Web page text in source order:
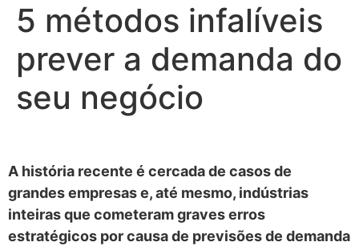
5 métodos infalíveis
prever a demanda do
seu negócio
A história recente é cercada de casos de
grandes empresas e, até mesmo, indústrias
inteiras que cometeram graves erros
estratégicos por causa de previsões de demanda